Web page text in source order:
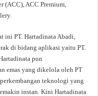
(ACC), ACC Premium,
ini PT. Hartadinata Abadi,
di bidang aplikasi yaitu PT.
pun
emas yang dikelola oleh PT
teknologi yang
instan. Kini Hartadinata